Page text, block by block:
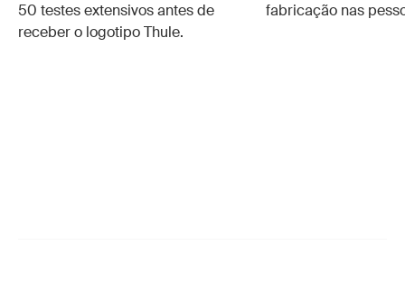
50 testes extensivos antes de
receber o logotipo Thule.
fabricação nas